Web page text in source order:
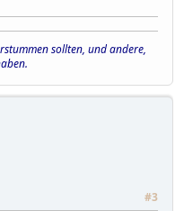
sollten, und andere,
#3